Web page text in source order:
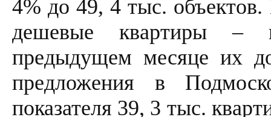
4% до 49, 4 тыс.
дешевые квартиры –
предыдущем месяце их
предложения в
показателя 39, 3 тыс.